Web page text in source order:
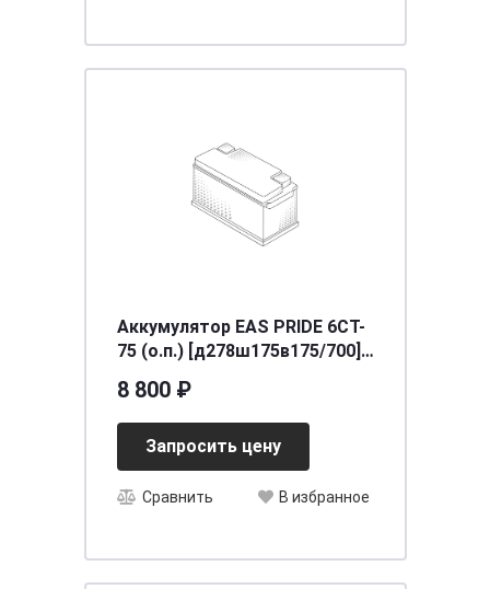
Аккумулятор EAS PRIDE 6СТ-
75 (о.п.) [д278ш175в175/700]
8 800 ₽
Запросить цену
Сравнить В избранное